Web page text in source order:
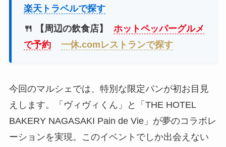
楽天トラベルで探す
🍴 【周辺の飲食店】
ホットペッパーグルメ
で予約
一休.comレストランで探す
今回のマルシェでは、特別な限定パンが初お目見
えします。「ヴィヴィくん」と「THE HOTEL
BAKERY NAGASAKI Pain de Vie」が夢のコラボレ
ーションを実現。このイベントでしか出会えない